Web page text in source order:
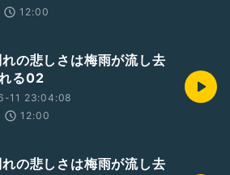
12:00
の悲しさは梅雨が流し去
る02
11 23:04:08
12:00
の悲しさは梅雨が流し去